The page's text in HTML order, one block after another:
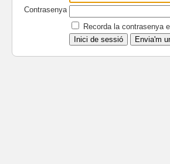
Contrasenya
Recorda la contrasenya